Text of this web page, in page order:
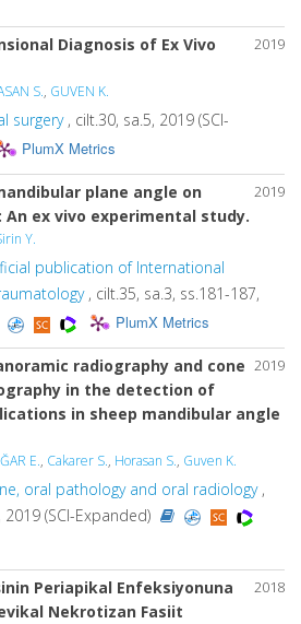
2019
Diagnosis of Ex Vivo
S., GUVEN K.
surgery, cilt.30, sa.5, 2019 (SCI-
PlumX Metrics
2019
plane angle on
ex vivo experimental study.
Y.
publication of International
, cilt.35, sa.3, ss.181-187,
PlumX Metrics
2019
radiography and cone
in the detection of
in sheep mandibular angle
E., Cakarer S., Horasan S., Guven K.
oral pathology and oral radiology,
(SCI-Expanded)
2018
Periapikal Enfeksiyonuna
Nekrotizan Fasiit